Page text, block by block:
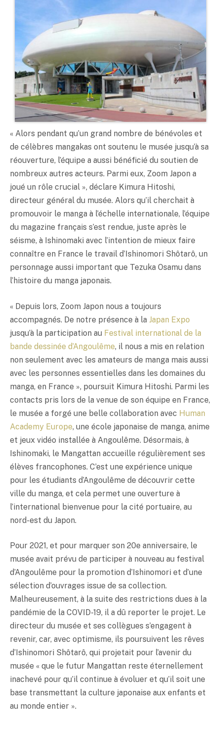
« Alors pendant qu’un grand nombre de bénévoles et
de célèbres mangakas ont soutenu le musée jusqu’à sa
réouverture, l’équipe a aussi bénéficié du soutien de
nombreux autres acteurs. Parmi eux, Zoom Japon a
joué un rôle crucial », déclare Kimura Hitoshi,
directeur général du musée. Alors qu’il cherchait à
promouvoir le manga à l’échelle internationale, l’équipe
du magazine français s’est rendue, juste après le
séisme, à Ishinomaki avec l’intention de mieux faire
connaître en France le travail d’Ishinomori Shôtarô, un
personnage aussi important que Tezuka Osamu dans
l’histoire du manga japonais.
« Depuis lors, Zoom Japon nous a toujours
accompagnés. De notre présence à la Japan Expo
jusqu’à la participation au Festival international de la
bande dessinée d’Angoulême, il nous a mis en relation
non seulement avec les amateurs de manga mais aussi
avec les personnes essentielles dans les domaines du
manga, en France », poursuit Kimura Hitoshi. Parmi les
contacts pris lors de la venue de son équipe en France,
le musée a forgé une belle collaboration avec Human
Academy Europe, une école japonaise de manga, anime
et jeux vidéo installée à Angoulême. Désormais, à
Ishinomaki, le Mangattan accueille régulièrement ses
élèves francophones. C’est une expérience unique
pour les étudiants d’Angoulême de découvrir cette
ville du manga, et cela permet une ouverture à
l’international bienvenue pour la cité portuaire, au
nord-est du Japon.
Pour 2021, et pour marquer son 20e anniversaire, le
musée avait prévu de participer à nouveau au festival
d’Angoulême pour la promotion d’Ishinomori et d’une
sélection d’ouvrages issue de sa collection.
Malheureusement, à la suite des restrictions dues à la
pandémie de la COVID-19, il a dû reporter le projet. Le
directeur du musée et ses collègues s’engagent à
revenir, car, avec optimisme, ils poursuivent les rêves
d’Ishinomori Shôtarô, qui projetait pour l’avenir du
musée « que le futur Mangattan reste éternellement
inachevé pour qu’il continue à évoluer et qu’il soit une
base transmettant la culture japonaise aux enfants et
au monde entier ».